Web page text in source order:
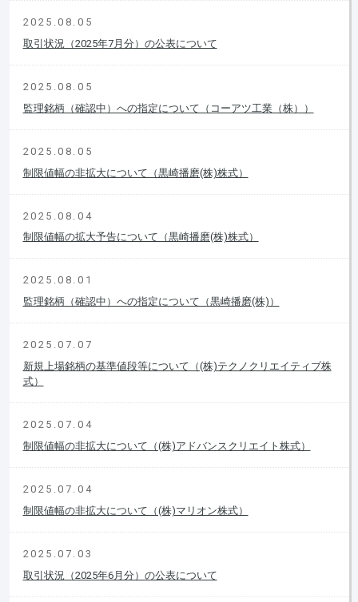
2025.08.05
取引状況（2025年7月分）の公表について
2025.08.05
監理銘柄（確認中）への指定について（コーアツ工業（株））
2025.08.05
制限値幅の非拡大について（黒崎播磨(株)株式）
2025.08.04
制限値幅の拡大予告について（黒崎播磨(株)株式）
2025.08.01
監理銘柄（確認中）への指定について（黒崎播磨(株)）
2025.07.07
新規上場銘柄の基準値段等について（(株)テクノクリエイティブ株
式）
2025.07.04
制限値幅の非拡大について（(株)アドバンスクリエイト株式）
2025.07.04
制限値幅の非拡大について（(株)マリオン株式）
2025.07.03
取引状況（2025年6月分）の公表について